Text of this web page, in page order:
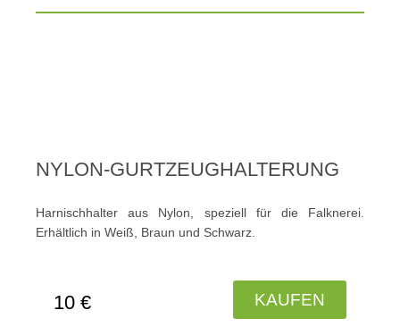
NYLON-GURTZEUGHALTERUNG
Harnischhalter aus Nylon, speziell für die Falknerei.
Erhältlich in Weiß, Braun und Schwarz.
10 € KAUFEN